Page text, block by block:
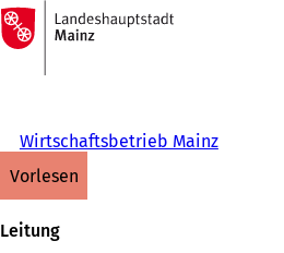
Inhalt anspringen
Zur
Startseite
Wirtschaftsbetrieb Mainz
vorlesen
Leitung